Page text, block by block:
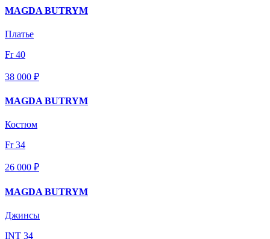
MAGDA BUTRYM
Платье
Fr 40
38 000 ₽
MAGDA BUTRYM
Костюм
Fr 34
26 000 ₽
MAGDA BUTRYM
Джинсы
INT 34